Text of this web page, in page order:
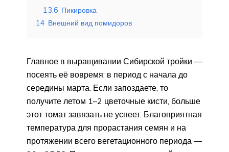
13.6 Пикировка
14 Внешний вид помидоров
Главное в выращивании Сибирской тройки —
посеять её вовремя: в период с начала до
середины марта. Если запоздаете, то
получите летом 1–2 цветочные кисти, больше
этот томат завязать не успеет. Благоприятная
температура для прорастания семян и на
протяжении всего вегетационного периода —